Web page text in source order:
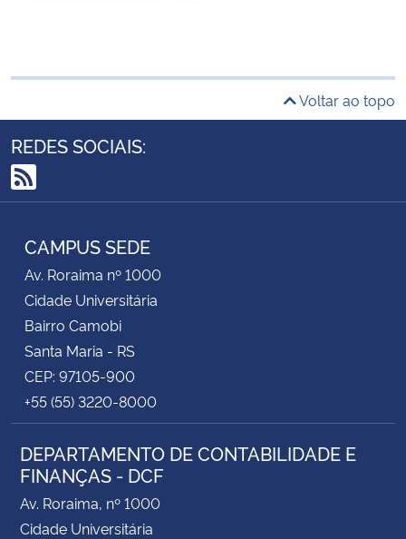
Voltar ao topo
REDES SOCIAIS:
RSS
CAMPUS SEDE
Av. Roraima nº 1000
Cidade Universitária
Bairro Camobi
Santa Maria - RS
CEP: 97105-900
+55 (55) 3220-8000
DEPARTAMENTO DE CONTABILIDADE E
FINANÇAS - DCF
Av. Roraima, nº 1000
Cidade Universitária